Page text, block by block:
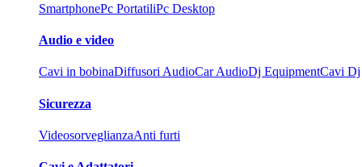
SmartphonePc PortatiliPc Desktop
Audio e video
Cavi in bobinaDiffusori AudioCar AudioDj EquipmentCavi Dj
Sicurezza
VideosorveglianzaAnti furti